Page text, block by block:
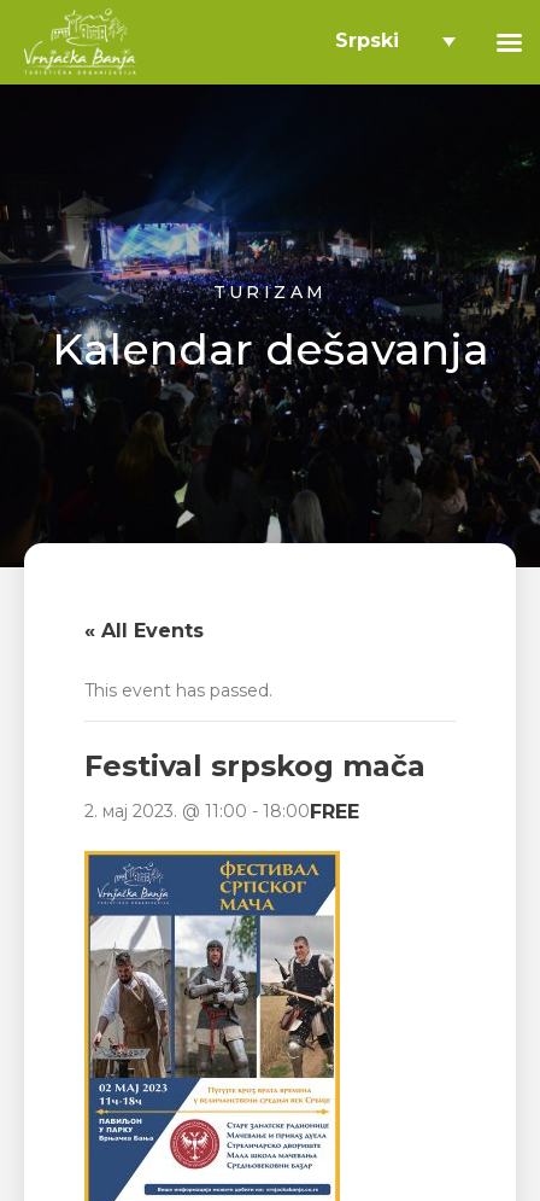
TURIZAM
Kalendar dešavanja
« All Events
This event has passed.
Festival srpskog mača
2. мај 2023. @ 11:00 - 18:00FREE
Srpski